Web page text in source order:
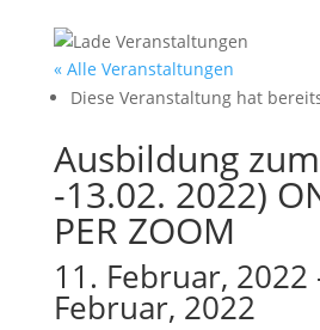
« Alle Veranstaltungen
Diese Veranstaltung hat
Ausbildung
-13.02. 2022)
PER ZOOM
11. Februar, 2022
Februar, 2022